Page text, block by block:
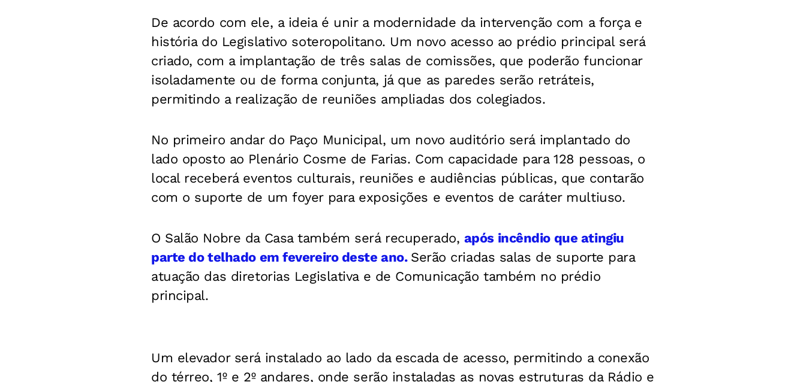
De acordo com ele, a ideia é unir a modernidade da intervenção com a força e
história do Legislativo soteropolitano. Um novo acesso ao prédio principal será
criado, com a implantação de três salas de comissões, que poderão funcionar
isoladamente ou de forma conjunta, já que as paredes serão retráteis,
permitindo a realização de reuniões ampliadas dos colegiados.
No primeiro andar do Paço Municipal, um novo auditório será implantado do
lado oposto ao Plenário Cosme de Farias. Com capacidade para 128 pessoas, o
local receberá eventos culturais, reuniões e audiências públicas, que contarão
com o suporte de um foyer para exposições e eventos de caráter multiuso.
O Salão Nobre da Casa também será recuperado, após incêndio que atingiu
parte do telhado em fevereiro deste ano. Serão criadas salas de suporte para
atuação das diretorias Legislativa e de Comunicação também no prédio
principal.
Um elevador será instalado ao lado da escada de acesso, permitindo a conexão
do térreo, 1º e 2º andares, onde serão instaladas as novas estruturas da Rádio e